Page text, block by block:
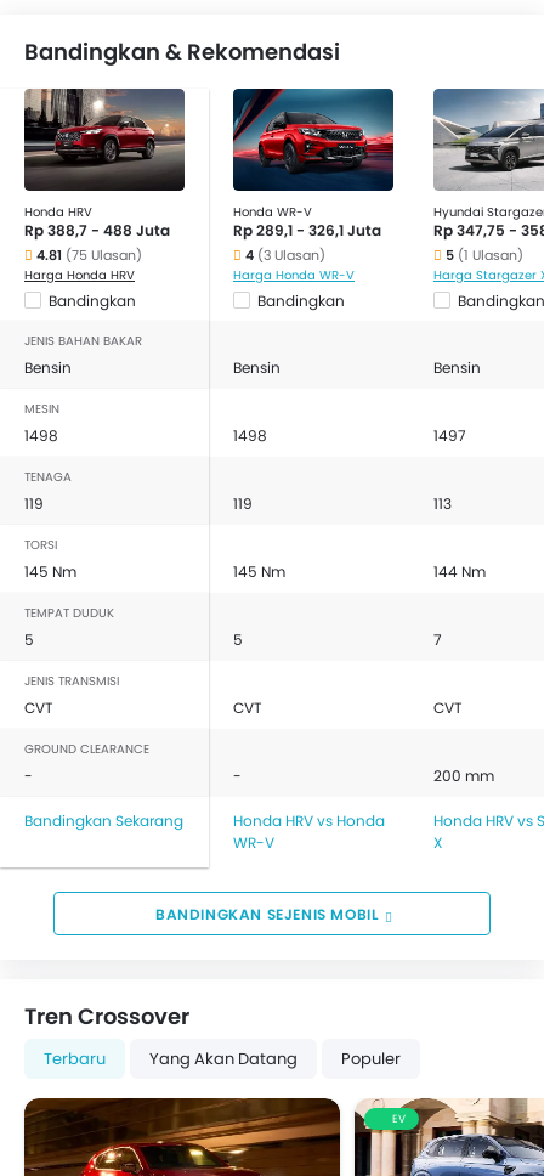
Bandingkan & Rekomendasi
Honda HRV
Rp 388,7 - 488 Juta
4.81 (75 Ulasan)
Harga Honda HRV
Bandingkan
Honda WR-V
Rp 289,1 - 326,1 Juta
4 (3 Ulasan)
Harga Honda WR-V
Bandingkan
Hyundai
Rp 347,75 -
5 (1 Ulasan)
Harga Stargazer
Bandingkan
JENIS BAHAN BAKAR
Bensin Bensin Bensin
MESIN
1498 1498 1497
TENAGA
119 119 113
TORSI
145 Nm 145 Nm 144 Nm
TEMPAT DUDUK
5 5 7
JENIS TRANSMISI
CVT CVT CVT
GROUND CLEARANCE
- - 200 mm
Bandingkan Sekarang
Honda HRV vs Honda
WR-V
Honda HRV vs
X
BANDINGKAN SEJENIS MOBIL
Tren Crossover
Terbaru Yang Akan Datang Populer
EV